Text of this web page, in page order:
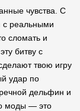
чувства. С
с реальными
сломать и
битву с
твою игру
удар по
дельфин и
моды — это